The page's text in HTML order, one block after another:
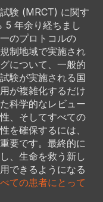
験 (MRCT) に関す
5 年余り経ちまし
のプロトコルの
制地域で実施され
について、一般的
験が実施される国
が複雑化するだけ
科学的なレビュー
、そしてすべての
を確保するには、
要です。最終的に
、生命を救う新し
できるようになる
ての患者にとって